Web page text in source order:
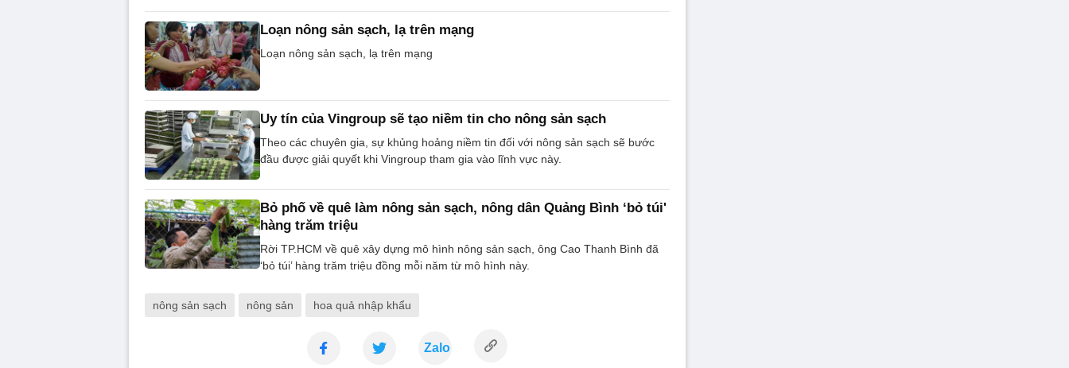
Loạn nông sản sạch, lạ trên mạng
Loạn nông sản sạch, lạ trên mạng
Uy tín của Vingroup sẽ tạo niềm tin cho nông sản sạch
Theo các chuyên gia, sự khủng hoảng niềm tin đối với nông sản sạch sẽ bước
đầu được giải quyết khi Vingroup tham gia vào lĩnh vực này.
Bỏ phố về quê làm nông sản sạch, nông dân Quảng Bình ‘bỏ túi'
hàng trăm triệu
Rời TP.HCM về quê xây dựng mô hình nông sản sạch, ông Cao Thanh Bình đã
‘bỏ túi’ hàng trăm triệu đồng mỗi năm từ mô hình này.
nông sản sạch nông sản hoa quả nhập khẩu
Zalo